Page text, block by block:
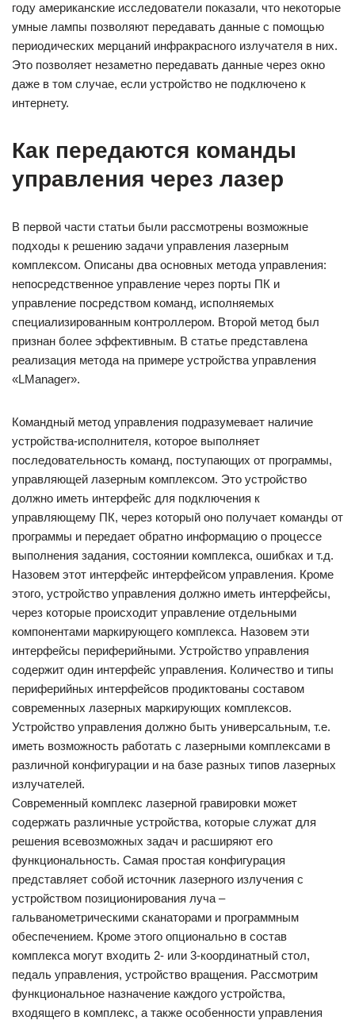
году американские исследователи показали, что некоторые
умные лампы позволяют передавать данные с помощью
периодических мерцаний инфракрасного излучателя в них.
Это позволяет незаметно передавать данные через окно
даже в том случае, если устройство не подключено к
интернету.
Как передаются команды
управления через лазер
В первой части статьи были рассмотрены возможные
подходы к решению задачи управления лазерным
комплексом. Описаны два основных метода управления:
непосредственное управление через порты ПК и
управление посредством команд, исполняемых
специализированным контроллером. Второй метод был
признан более эффективным. В статье представлена
реализация метода на примере устройства управления
«LManager».
Командный метод управления подразумевает наличие
устройства-исполнителя, которое выполняет
последовательность команд, поступающих от программы,
управляющей лазерным комплексом. Это устройство
должно иметь интерфейс для подключения к
управляющему ПК, через который оно получает команды от
программы и передает обратно информацию о процессе
выполнения задания, состоянии комплекса, ошибках и т.д.
Назовем этот интерфейс интерфейсом управления. Кроме
этого, устройство управления должно иметь интерфейсы,
через которые происходит управление отдельными
компонентами маркирующего комплекса. Назовем эти
интерфейсы периферийными. Устройство управления
содержит один интерфейс управления. Количество и типы
периферийных интерфейсов продиктованы составом
современных лазерных маркирующих комплексов.
Устройство управления должно быть универсальным, т.е.
иметь возможность работать с лазерными комплексами в
различной конфигурации и на базе разных типов лазерных
излучателей.
Современный комплекс лазерной гравировки может
содержать различные устройства, которые служат для
решения всевозможных задач и расширяют его
функциональность. Самая простая конфигурация
представляет собой источник лазерного излучения с
устройством позиционирования луча –
гальванометрическими сканаторами и программным
обеспечением. Кроме этого опционально в состав
комплекса могут входить 2- или 3-координатный стол,
педаль управления, устройство вращения. Рассмотрим
функциональное назначение каждого устройства,
входящего в комплекс, а также особенности управления